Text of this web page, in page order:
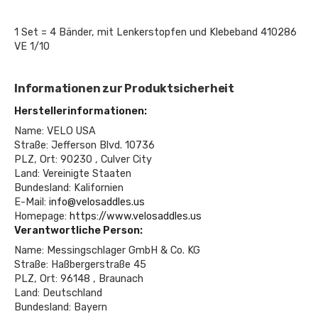
1 Set = 4 Bänder, mit Lenkerstopfen und Klebeband 410286
VE 1/10
Informationen zur Produktsicherheit
Herstellerinformationen:
Name: VELO USA
Straße: Jefferson Blvd. 10736
PLZ, Ort: 90230 , Culver City
Land: Vereinigte Staaten
Bundesland: Kalifornien
E-Mail: info@velosaddles.us
Homepage: https://www.velosaddles.us
Verantwortliche Person:
Name: Messingschlager GmbH & Co. KG
Straße: Haßbergerstraße 45
PLZ, Ort: 96148 , Braunach
Land: Deutschland
Bundesland: Bayern